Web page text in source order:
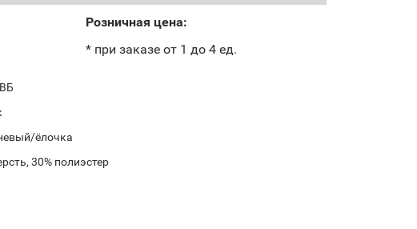
Розничная цена:
* при заказе от 1 до 4 ед.
ёлочка
30% полиэстер